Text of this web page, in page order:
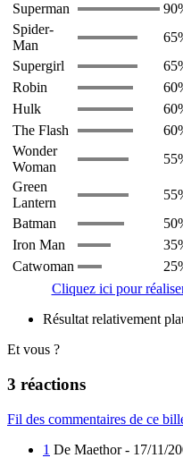
Superman
Spider-
Man
Supergirl
Robin
Hulk
The Flash
Wonder
Woman
Green
Lantern
Batman
Iron Man
Catwoman
Cliquez ici pour
Résultat relativement
Et vous ?
3 réactions
Fil des commentaires de ce
1 De Maethor - 17/11/